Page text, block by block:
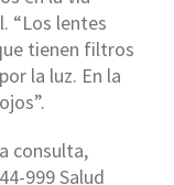
“Los lentes
tienen filtros
la luz. En la
consulta,
999 Salud